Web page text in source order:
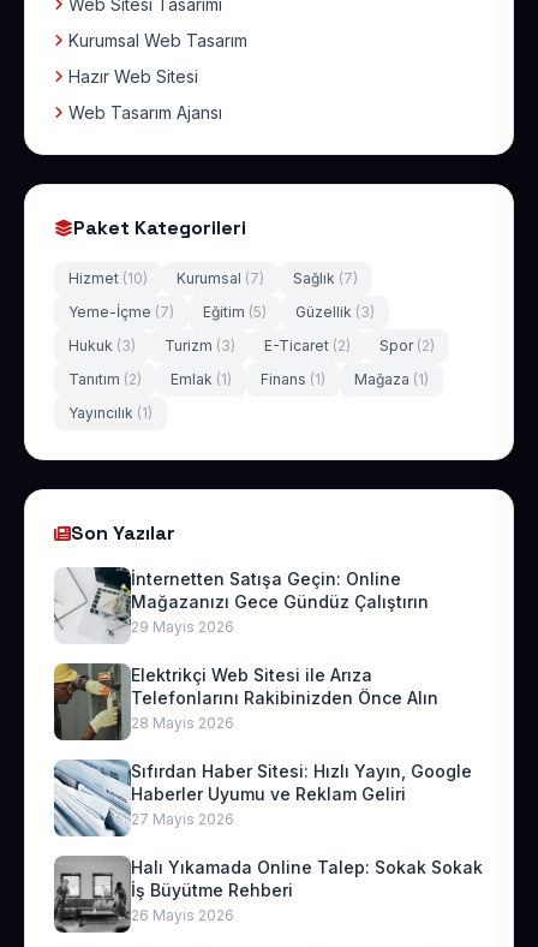
Web Sitesi Tasarımı
Kurumsal Web Tasarım
Hazır Web Sitesi
Web Tasarım Ajansı
Paket Kategorileri
Hizmet (10) Kurumsal (7) Sağlık (7)
Yeme-İçme (7) Eğitim (5) Güzellik (3)
Hukuk (3) Turizm (3) E-Ticaret (2) Spor (2)
Tanıtım (2) Emlak (1) Finans (1) Mağaza (1)
Yayıncılık (1)
Son Yazılar
İnternetten Satışa Geçin: Online
Mağazanızı Gece Gündüz Çalıştırın
29 Mayıs 2026
Elektrikçi Web Sitesi ile Arıza
Telefonlarını Rakibinizden Önce Alın
28 Mayıs 2026
Sıfırdan Haber Sitesi: Hızlı Yayın, Google
Haberler Uyumu ve Reklam Geliri
27 Mayıs 2026
Halı Yıkamada Online Talep: Sokak Sokak
İş Büyütme Rehberi
26 Mayıs 2026